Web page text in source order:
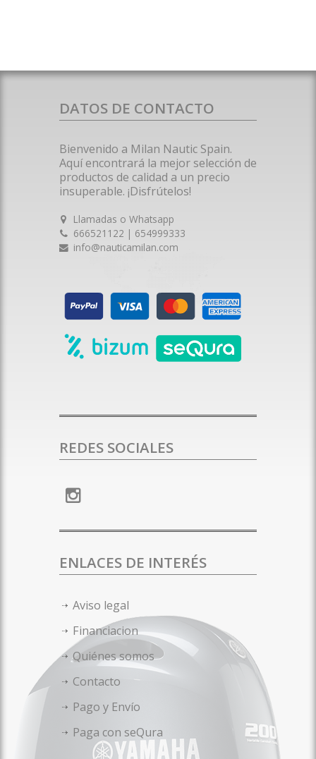
DATOS DE CONTACTO
Bienvenido a Milan Nautic Spain.
Aquí encontrará la mejor selección de
productos de calidad a un precio
insuperable. ¡Disfrútelos!
Llamadas o Whatsapp
666521122 | 654999333
info@nauticamilan.com
REDES SOCIALES
ENLACES DE INTERÉS
Aviso legal
Financiacion
Quiénes somos
Contacto
Pago y Envío
Paga con seQura